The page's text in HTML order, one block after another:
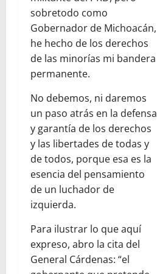
sobretodo como
Gobernador de Michoacán,
he hecho de los derechos
de las minorías mi bandera
permanente.
No debemos, ni daremos
un paso atrás en la defensa
y garantía de los derechos
y las libertades de todas y
de todos, porque esa es la
esencia del pensamiento
de un luchador de
izquierda.
Para ilustrar lo que aquí
expreso, abro la cita del
General Cárdenas: “el